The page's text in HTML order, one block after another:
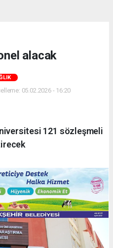
alacak
05.02.2026 - 16:20
121 sözleşmeli